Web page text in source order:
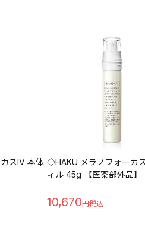
スIV 本体 ◇HAKU メラノフォーカ
ィル 45g 【医薬部外品】
10,670